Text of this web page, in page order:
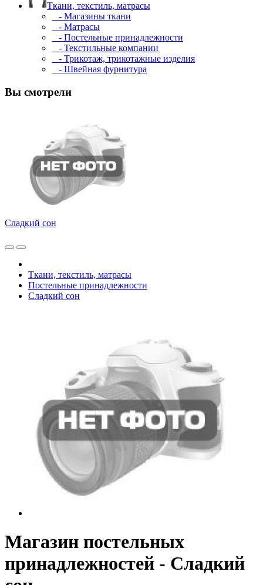
Ткани, текстиль, матрасы
- Магазины ткани
- Матрасы
- Постельные принадлежности
- Текстильные компании
- Трикотаж, трикотажные изделия
- Швейная фурнитура
Вы смотрели
Сладкий сон
Ткани, текстиль, матрасы
Постельные принадлежности
Сладкий сон
Магазин постельных
принадлежностей - Сладкий